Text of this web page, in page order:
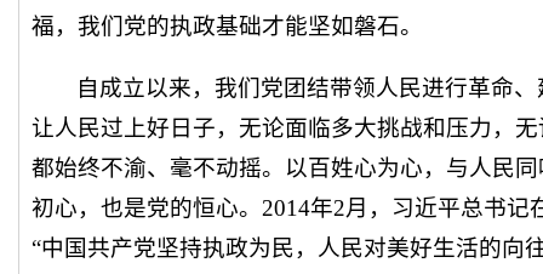
福，我们党的执政基础才能坚如磐石。
自成立以来，我们党团结带领人民进行革命
让人民过上好日子，无论面临多大挑战和压力，
都始终不渝、毫不动摇。以百姓心为心，与人民
初心，也是党的恒心。2014年2月，习近平总书
“中国共产党坚持执政为民，人民对美好生活的向